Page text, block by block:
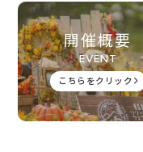
開催概要
EVENT
こちらをクリック